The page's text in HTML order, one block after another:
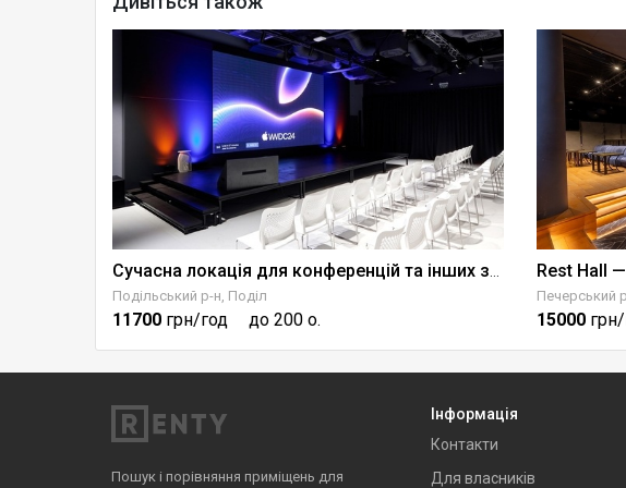
Подільський р-н, Поділ
11700 грн/год до 200 о.
Rest Hall
Печерський
15000
Пошук і порівняння приміщень для
Інформація
Контакти
Для власників